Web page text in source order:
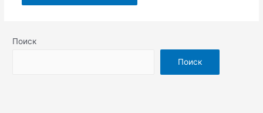
Поиск
Поиск